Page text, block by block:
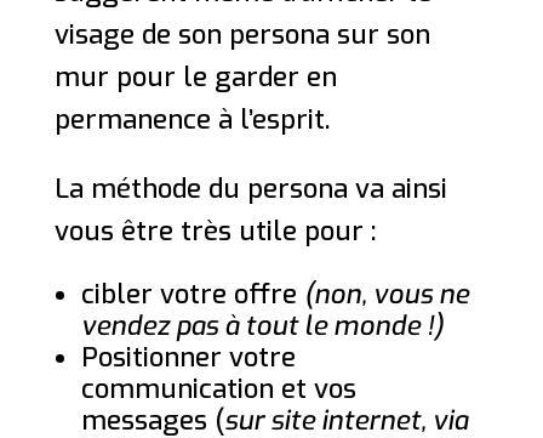
visage de son persona sur son
mur pour le garder en
permanence à l’esprit.
La méthode du persona va ainsi
vous être très utile pour :
cibler votre offre (non, vous ne
vendez pas à tout le monde !)
Positionner votre
communication et vos
messages (sur site internet, via